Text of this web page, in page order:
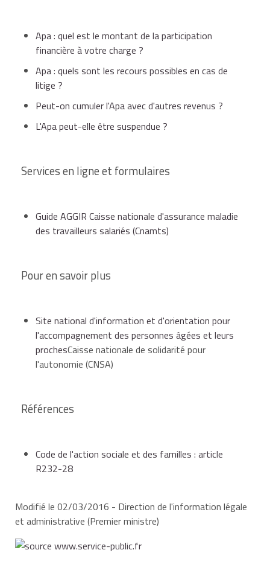
Apa : quel est le montant de la participation
financière à votre charge ?
Apa : quels sont les recours possibles en cas de
litige ?
Peut-on cumuler l'Apa avec d'autres revenus ?
L'Apa peut-elle être suspendue ?
Services en ligne et formulaires
Guide AGGIR Caisse nationale d'assurance maladie
des travailleurs salariés (Cnamts)
Pour en savoir plus
Site national d'information et d'orientation pour
l'accompagnement des personnes âgées et leurs
prochesCaisse nationale de solidarité pour
l'autonomie (CNSA)
Références
Code de l'action sociale et des familles : article
R232-28
Modifié le 02/03/2016 - Direction de l'information légale
et administrative (Premier ministre)